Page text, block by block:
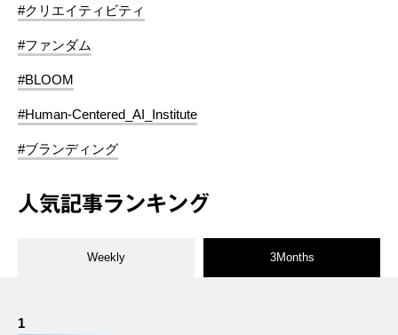
#クリエイティビティ
#ファンダム
#BLOOM
#Human-Centered_AI_Institute
#ブランディング
人気記事ランキング
Weekly 3Months
1